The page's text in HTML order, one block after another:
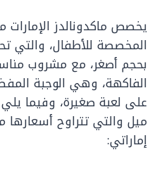
يخصص ماكدونالدز
المخصصة للأطفال، والتي
بحجم أصغر، مع مشروب
الفاكهة، وهي الوجبة
على لعبة صغيرة، وفيما
إماراتي: